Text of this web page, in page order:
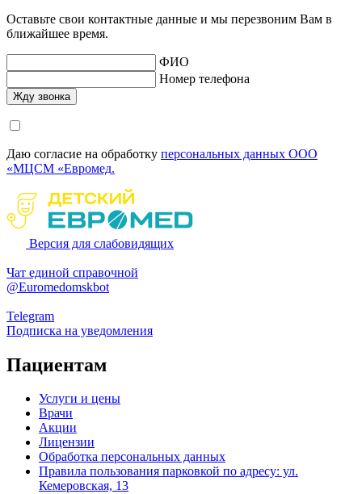
Оставьте свои контактные данные и мы перезвоним Вам в
ближайшее время.
ФИО
Номер телефона
Даю согласие на обработку персональных данных ООО
«МЦСМ «Евромед.
Версия для слабовидящих
Чат единой справочной
@Euromedomskbot
Telegram
Подписка на уведомления
Пациентам
Услуги и цены
Врачи
Акции
Лицензии
Обработка персональных данных
Правила пользования парковкой по адресу: ул.
Кемеровская, 13